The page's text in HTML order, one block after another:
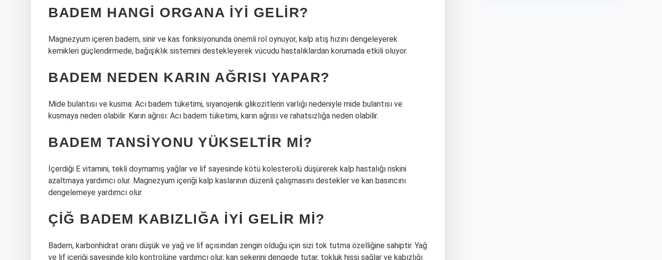
BADEM HANGI ORGANA IYI GELIR?
Magnezyum içeren badem, sinir ve kas fonksiyonunda önemli rol oynuyor, kalp atış hızını dengeleyerek
kemikleri güçlendirmede, bağışıklık sistemini destekleyerek vücudu hastalıklardan korumada etkili oluyor.
BADEM NEDEN KARIN AĞRISI YAPAR?
Mide bulantısı ve kusma: Acı badem tüketimi, siyanojenik glikozitlerin varlığı nedeniyle mide bulantısı ve
kusmaya neden olabilir. Karın ağrısı: Acı badem tüketimi, karın ağrısı ve rahatsızlığa neden olabilir.
BADEM TANSIYONU YÜKSELTIR MI?
İçerdiği E vitamini, tekli doymamış yağlar ve lif sayesinde kötü kolesterolü düşürerek kalp hastalığı riskini
azaltmaya yardımcı olur. Magnezyum içeriği kalp kaslarının düzenli çalışmasını destekler ve kan basıncını
dengelemeye yardımcı olur.
ÇIĞ BADEM KABIZLIĞA IYI GELIR MI?
Badem, karbonhidrat oranı düşük ve yağ ve lif açısından zengin olduğu için sizi tok tutma özelliğine sahiptir. Yağ
ve lif içeriği sayesinde kilo kontrolüne yardımcı olur, kan şekerini dengede tutar, tokluk hissi sağlar ve kabızlığı